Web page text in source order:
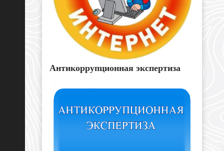
Антикоррупционная экспертиза